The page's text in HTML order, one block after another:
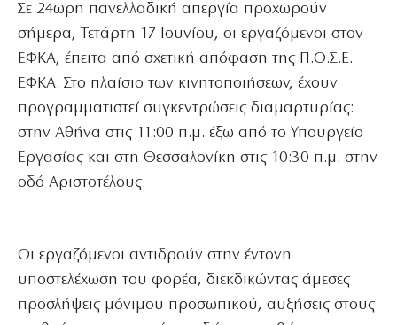
Σε 24ωρη πανελλαδική απεργία προχωρούν
σήμερα, Τετάρτη 17 Ιουνίου, οι εργαζόμενοι στον
ΕΦΚΑ, έπειτα από σχετική απόφαση της Π.Ο.Σ.Ε.
ΕΦΚΑ. Στο πλαίσιο των κινητοποιήσεων, έχουν
προγραμματιστεί συγκεντρώσεις διαμαρτυρίας:
στην Αθήνα στις 11:00 π.μ. έξω από το Υπουργείο
Εργασίας και στη Θεσσαλονίκη στις 10:30 π.μ. στην
οδό Αριστοτέλους.
Οι εργαζόμενοι αντιδρούν στην έντονη
υποστελέχωση του φορέα, διεκδικώντας άμεσες
προσλήψεις μόνιμου προσωπικού, αυξήσεις στους